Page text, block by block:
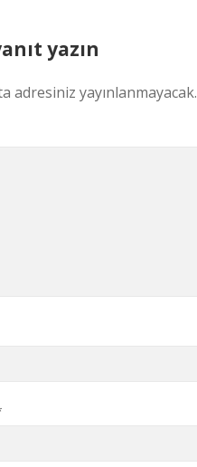
yazın
adresiniz yayınlanmayacak.